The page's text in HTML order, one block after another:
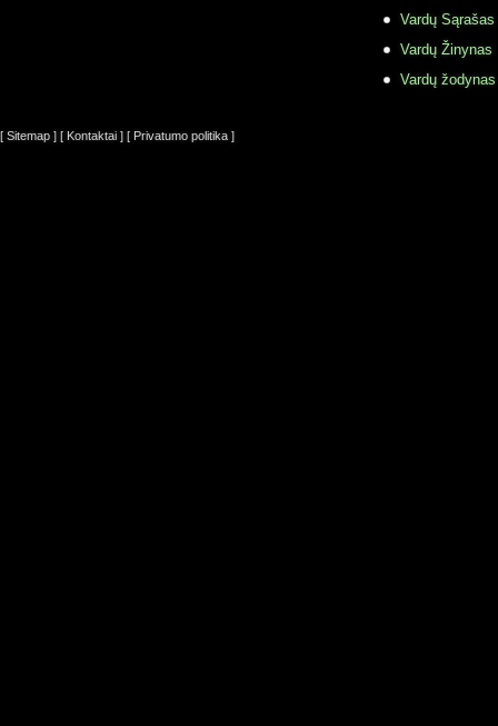
Vardų Sąrašas
Vardų Žinynas
Vardų
[ Sitemap ] [ Kontaktai ] [ Privatumo politika ]